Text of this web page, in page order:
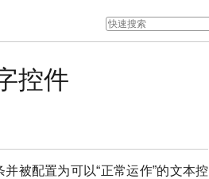
控件
被配置为可以“正常运作”的文本控